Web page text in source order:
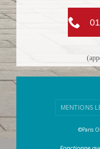
MENTIONS
©Paris